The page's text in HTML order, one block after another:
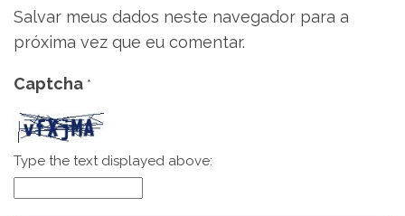
Salvar meus dados neste navegador para a
próxima vez que eu comentar.
Captcha *
Type the text displayed above: